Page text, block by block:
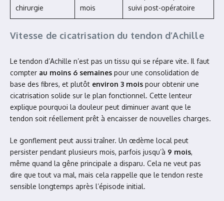
chirurgie
mois
suivi post-opératoire
Vitesse de cicatrisation du tendon d’Achille
Le tendon d’Achille n’est pas un tissu qui se répare vite. Il faut
compter au moins 6 semaines pour une consolidation de
base des fibres, et plutôt environ 3 mois pour obtenir une
cicatrisation solide sur le plan fonctionnel. Cette lenteur
explique pourquoi la douleur peut diminuer avant que le
tendon soit réellement prêt à encaisser de nouvelles charges.
Le gonflement peut aussi traîner. Un œdème local peut
persister pendant plusieurs mois, parfois jusqu’à 9 mois,
même quand la gêne principale a disparu. Cela ne veut pas
dire que tout va mal, mais cela rappelle que le tendon reste
sensible longtemps après l’épisode initial.